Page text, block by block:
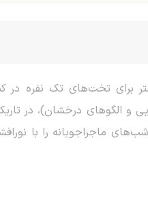
طرح فانتزی یک نفره، محصولی جادویی و هیجان‌انگیز با ابعاد ۲۲۰×۱۶۰
و الگوهای درخشان)، در
ماجراجویانه را با